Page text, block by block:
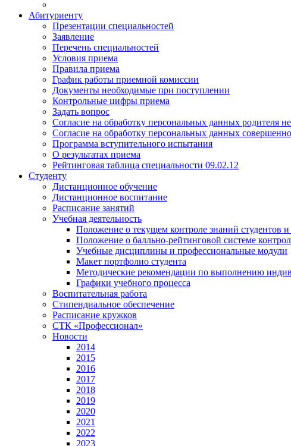
Абитуриенту
Презентации специальностей
Заявление
Перечень специальностей
Условия приема
Правила приема
График работы приемной комиссии
Документы необходимые при поступлении
Контрольные цифры приема
Задать вопрос
Согласие на обработку персональных данных родителя
Согласие на обработку персональных данных
Программа вступительного испытания
О результатах приема
Рейтинговая таблица специальности 09.02.12
Студенту
Дистанционное обучение
Дистанционное воспитание
Расписание занятий
Учебная деятельность
Положение о текущем контроле знаний студентов
Положение о балльно-рейтинговой системе
Учебные дисциплины и профессиональные модули
Макет портфолио студента
Методические рекомендации по выполнению
Графики учебного процесса
Воспитательная работа
Стипендиальное обеспечение
Расписание кружков
СТК «Профессионал»
Новости
2014
2015
2016
2017
2018
2019
2020
2021
2022
2023